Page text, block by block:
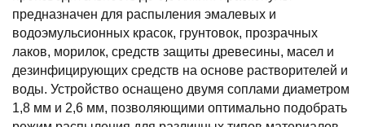
предназначен для распыления эмалевых и
водоэмульсионных красок, грунтовок, прозрачных
лаков, морилок, средств защиты древесины, масел и
дезинфицирующих средств на основе растворителей и
воды. Устройство оснащено двумя соплами диаметром
1,8 мм и 2,6 мм, позволяющими оптимально подобрать